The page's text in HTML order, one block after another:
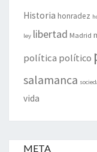
Historia honradez
ley libertad Madrid
política político
salamanca
vida
META